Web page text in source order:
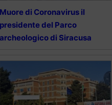
Muore di Coronavirus il
presidente del Parco
archeologico di Siracusa